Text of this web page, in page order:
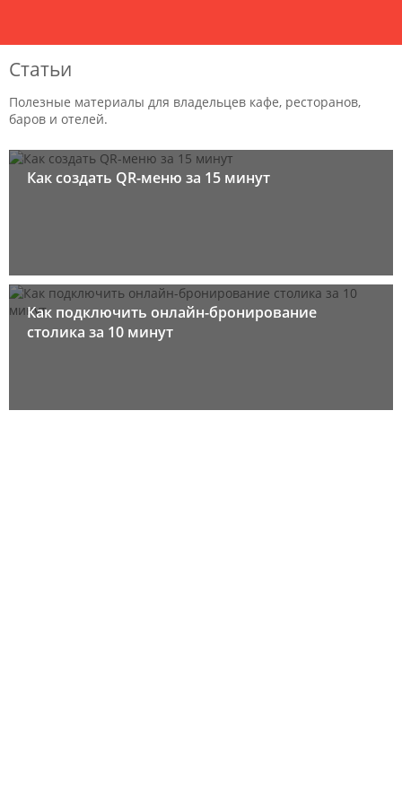
Статьи
Полезные материалы для владельцев кафе, ресторанов,
баров и отелей.
Как создать QR-меню за 15 минут
Как подключить онлайн-бронирование
столика за 10 минут